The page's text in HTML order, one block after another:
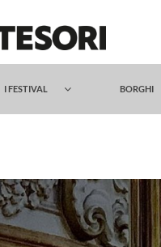
I FESTIVAL BORGHI